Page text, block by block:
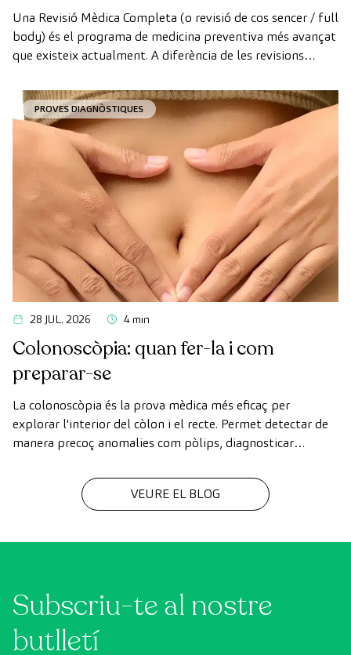
Una Revisió Mèdica Completa (o revisió de cos sencer / full
body) és el programa de medicina preventiva més avançat
que existeix actualment. A diferència de les revisions
diagnòstic per la imatge d'última generació per avaluar de
manera exhaustiva l'estat dels òrgans vitals, el sistema
vascular i el cervell abans que apareguin els primers
símptomes.
PROVES DIAGNÒSTIQUES
28 JUL. 2026 4 min
Colonoscòpia: quan fer-la i com
preparar-se
La colonoscòpia és la prova mèdica més eficaç per
explorar l'interior del còlon i el recte. Permet detectar de
manera precoç anomalies com pòlips, diagnosticar
VEURE EL BLOG
Subscriu-te al nostre
butlletí